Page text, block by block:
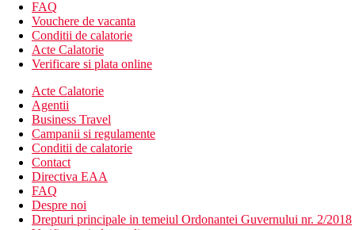
Camera de familie, 2 dormitoare, comunicante, vedere la
Camera de familie, 2 dormitoare, comunicante, vedere la
Descrierea hotelului
restaurantul principal
5 restaurante cu servicii (unul dintre ele 1x pe sejur gratuit,
5 baruri
cafenea
Wi-Fi la receptie (gratuit)
magazine
coafor (contra cost)
spalatorie (contra cost)
discoteca
FAQ
Vouchere de vacanta
Conditii de calatorie
Acte Calatorie
Verificare si plata online
Acte Calatorie
Agentii
Business Travel
Campanii si regulamente
Conditii de calatorie
Contact
Directiva EAA
FAQ
Despre noi
Drepturi principale in temeiul Ordonantei Guvernului nr. 2/2018